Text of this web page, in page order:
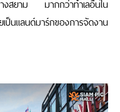
ป็นแลนด์มาร์กของการจัดงาน